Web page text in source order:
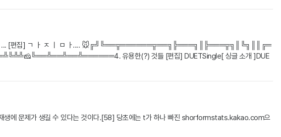
아니다.3. ... [편집] ㄱ ㅏ ㅈ ㅣ ㅁ ㅏ.... 🐭╔╝╚══╦══════╦══╗╠═══╗║╠═══╦╗║╚╗║║╔═
유용한(?) 것들 [편집] DUETSingle[ 싱글 소개 ]DUE
생에 문제가 생길 수 있다는 것이다.[58] 당초에는 t가 하나 빠진 shorformstats.kakao.com으